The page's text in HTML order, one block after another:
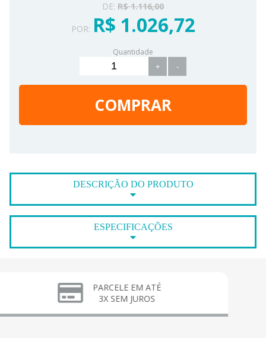
DE: R$ 1.116,00
POR: R$ 1.026,72
Quantidade
+ -
COMPRAR
DESCRIÇÃO DO PRODUTO
ESPECIFICAÇÕES
PARCELE EM ATÉ
3X SEM JUROS